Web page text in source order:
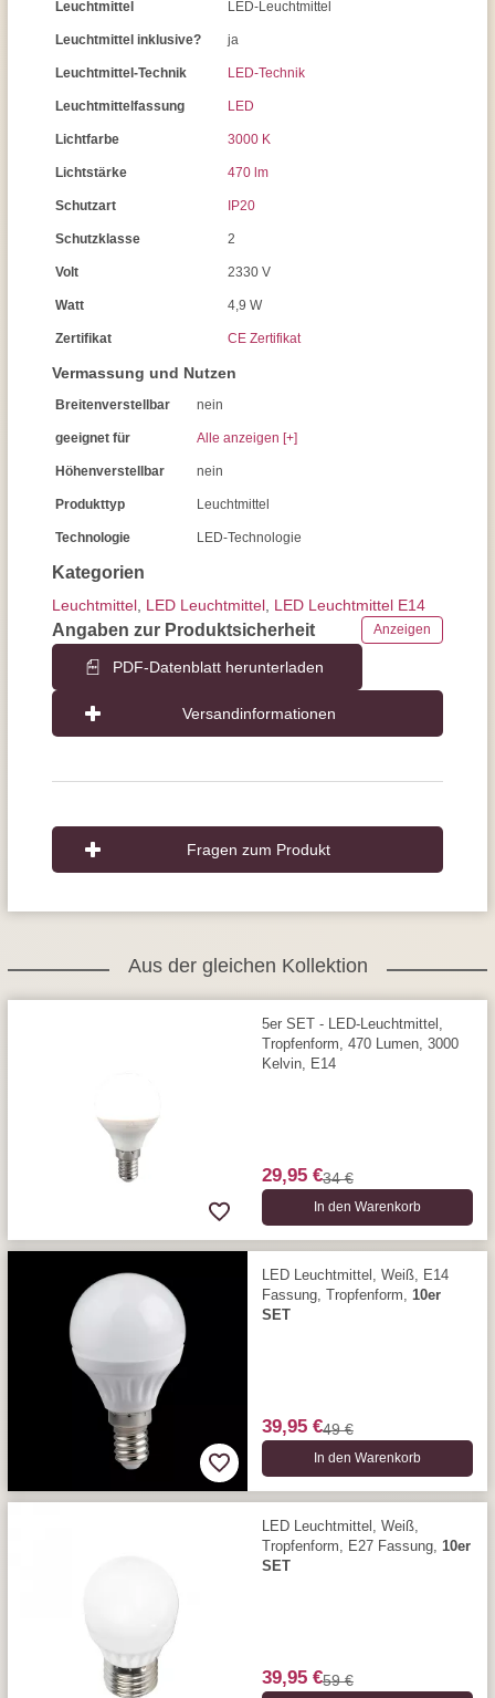
Kategorien
Leuchtmittel LED Leuchtmittel LED Leuchtmittel E14
Angaben zur Produktsicherheit Anzeigen
PDF-Datenblatt herunterladen
Versandinformationen
Leuchtmittel LED-Leuchtmittel
Leuchtmittel inklusive? ja
Leuchtmittel-Technik LED-Technik
Leuchtmittelfassung LED
Lichtfarbe 3000 K
Lichtstärke 470 lm
Schutzart IP20
Schutzklasse 2
Volt 2330 V
Watt 4,9 W
Zertifikat CE Zertifikat
Vermassung und Nutzen
Breitenverstellbar nein
geeignet für Alle anzeigen [+]
Höhenverstellbar nein
Produkttyp Leuchtmittel
Technologie LED-Technologie
Fragen zum Produkt
Aus der gleichen Kollektion
5er SET - LED-Leuchtmittel,
Tropfenform, 470 Lumen, 3000
Kelvin, E14
29,95 €34 €
In den Warenkorb
LED Leuchtmittel, Weiß, E14
Fassung, Tropfenform, 10er
SET
39,95 €49 €
In den Warenkorb
LED Leuchtmittel, Weiß,
Tropfenform, E27 Fassung, 10er
SET
39,95 €59 €